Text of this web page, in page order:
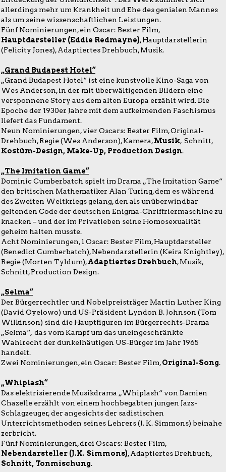
allerdings mehr um Krankheit und Ehe des genialen Mannes
als um seine wissenschaftlichen Leistungen.
Fünf Nominierungen, ein Oscar: Bester Film,
Hauptdarsteller (Eddie Redmayne), Hauptdarstellerin
(Felicity Jones), Adaptiertes Drehbuch, Musik.
„Grand Budapest Hotel“
„Grand Budapest Hotel“ ist eine kunstvolle Kino-Saga von
Wes Anderson, in der mit überwältigenden Bildern eine
versponnene Story aus dem alten Europa erzählt wird. Die
Epoche der 1930er Jahre mit dem aufkeimenden Faschismus
liefert das Fundament.
Neun Nominierungen, vier Oscars: Bester Film, Original-
Drehbuch, Regie (Wes Anderson), Kamera,Musik, Schnitt,
Kostüm-Design, Make-Up, Production Design.
„The Imitation Game“
Dominic Cumberbatch spielt im Drama „The Imitation Game“
den britischen Mathematiker Alan Turing, dem es während
des Zweiten Weltkriegs gelang, den als unüberwindbar
geltenden Code der deutschen Enigma-Chriffriermaschine zu
knacken – und der im Privatleben seine Homosexualität
geheim halten musste.
Acht Nominierungen, 1 Oscar: Bester Film, Hauptdarsteller
(Benedict Cumberbatch), Nebendarstellerin (Keira Knightley),
Regie (Morten Tyldum),Adaptiertes Drehbuch, Musik,
Schnitt, Production Design.
„Selma“
Der Bürgerrechtler und Nobelpreisträger Martin Luther King
(David Oyelowo) und US-Präsident Lyndon B. Johnson (Tom
Wilkinson) sind die Hauptfiguren im Bürgerrechts-Drama
„Selma“, das vom Kampf um das uneingeschränkte
Wahlrecht der dunkelhäutigen US-Bürger im Jahr 1965
handelt.
Zwei Nominierungen, ein Oscar: Bester Film,Original-Song.
„Whiplash“
Das elektrisierende Musikdrama „Whiplash“ von Damien
Chazelle erzählt von einem hochbegabten jungen Jazz-
Schlagzeuger, der angesichts der sadistischen
Unterrichtsmethoden seines Lehrers (J. K. Simmons) beinahe
zerbricht.
Fünf Nominierungen, drei Oscars: Bester Film,
Nebendarsteller (J.K. Simmons), Adaptiertes Drehbuch,
Schnitt, Tonmischung.